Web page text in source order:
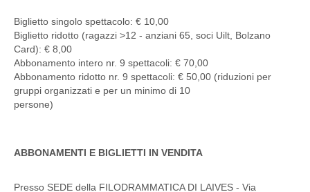
Biglietto singolo spettacolo: € 10,00
Biglietto ridotto (ragazzi >12 - anziani 65, soci Uilt, Bolzano
Card): € 8,00
Abbonamento intero nr. 9 spettacoli: € 70,00
Abbonamento ridotto nr. 9 spettacoli: € 50,00 (riduzioni per
gruppi organizzati e per un minimo di 10
persone)
ABBONAMENTI E BIGLIETTI IN VENDITA
Presso SEDE della FILODRAMMATICA DI LAIVES - Via